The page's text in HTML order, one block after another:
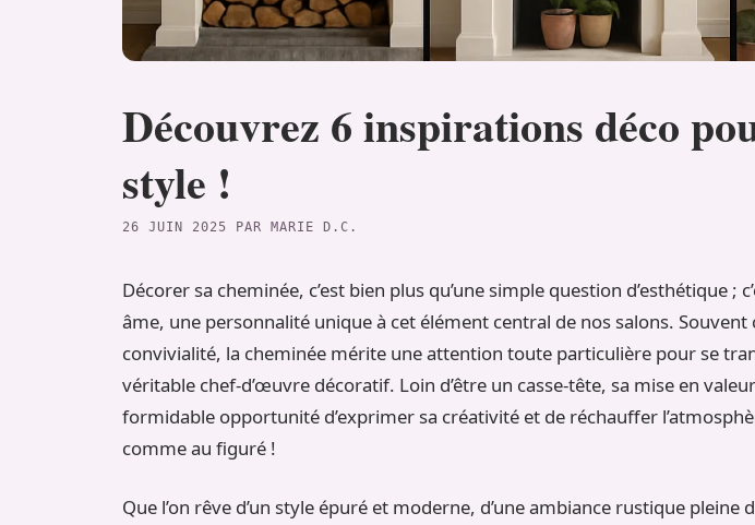
Découvrez 6 inspirations déco
style !
26 JUIN 2025 PAR MARIE D.C.
Décorer sa cheminée, c’est bien plus qu’une simple question d’esthétique ;
âme, une personnalité unique à cet élément central de nos salons.
convivialité, la cheminée mérite une attention toute particulière pour se
véritable chef-d’œuvre décoratif. Loin d’être un casse-tête, sa mise en
formidable opportunité d’exprimer sa créativité et de réchauffer
comme au figuré !
Que l’on rêve d’un style épuré et moderne, d’une ambiance rustique pleine